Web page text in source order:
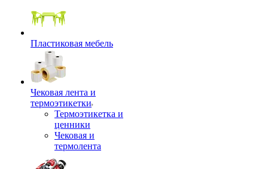
Пластиковая мебель
Чековая лента и
термоэтикетки
Термоэтикетка и
ценники
Чековая и
термолента